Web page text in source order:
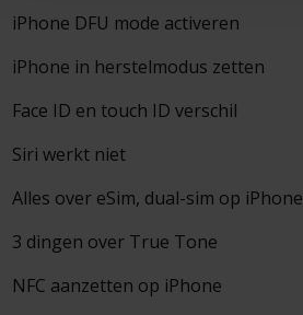
iPhone DFU mode activeren
iPhone in herstelmodus zetten
Face ID en touch ID verschil
Siri werkt niet
Alles over eSim, dual-sim op iPhone
3 dingen over True Tone
NFC aanzetten op iPhone